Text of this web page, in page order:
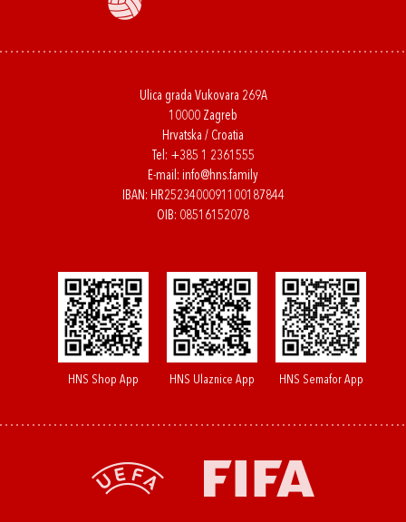
Ulica grada Vukovara 269A
10000 Zagreb
Hrvatska / Croatia
Tel: +385 1 2361555
E-mail: info@hns.family
IBAN: HR2523400091100187844
OIB: 08516152078
HNS Shop App HNS Ulaznice App HNS Semafor App